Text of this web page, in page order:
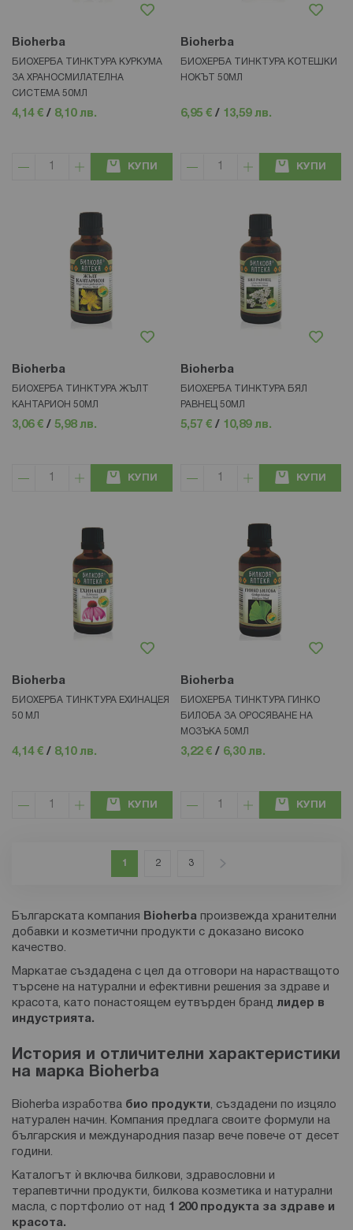
Bioherba
БИОХЕРБА ТИНКТУРА КУРКУМА
ЗА ХРАНОСМИЛАТЕЛНА
СИСТЕМА 50МЛ
4,14 € / 8,10 лв.
КУПИ
Bioherba
БИОХЕРБА ТИНКТУРА КОТЕШКИ
НОКЪТ 50МЛ
6,95 € / 13,59 лв.
КУПИ
Bioherba
БИОХЕРБА ТИНКТУРА ЖЪЛТ
КАНТАРИОН 50МЛ
3,06 € / 5,98 лв.
КУПИ
Bioherba
БИОХЕРБА ТИНКТУРА БЯЛ
РАВНЕЦ 50МЛ
5,57 € / 10,89 лв.
КУПИ
Bioherba
БИОХЕРБА ТИНКТУРА ЕХИНАЦЕЯ
50 МЛ
4,14 € / 8,10 лв.
КУПИ
Bioherba
БИОХЕРБА ТИНКТУРА ГИНКО
БИЛОБА ЗА ОРОСЯВАНЕ НА
МОЗЪКА 50МЛ
3,22 € / 6,30 лв.
КУПИ
В момента четете страница
1 Страница
2 Страница
3
Българската компания Bioherba произвежда хранителни
добавки и козметични продукти с доказано високо
качество.
Маркатае създадена с цел да отговори на нарастващото
търсене на натурални и ефективни решения за здраве и
красота, като понастоящем еутвърден бранд лидер в
индустрията.
История и отличителни характеристики
на марка Bioherba
Bioherba изработва био продукти, създадени по изцяло
натурален начин. Компания предлага своите формули на
българския и международния пазар вече повече от десет
години.
Каталогът ѝ включва билкови, здравословни и
терапевтични продукти, билкова козметика и натурални
масла, с портфолио от над 1 200 продукта за здраве и
красота.